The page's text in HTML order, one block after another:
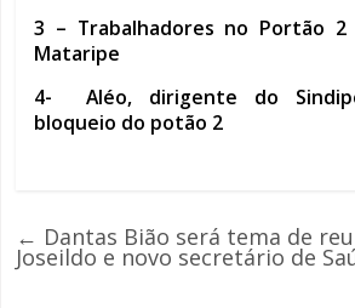
3 – Trabalhadores no Portão 2
Mataripe
4- Aléo, dirigente do
bloqueio do potão 2
← Dantas Bião será tema de
Joseildo e novo secretário de